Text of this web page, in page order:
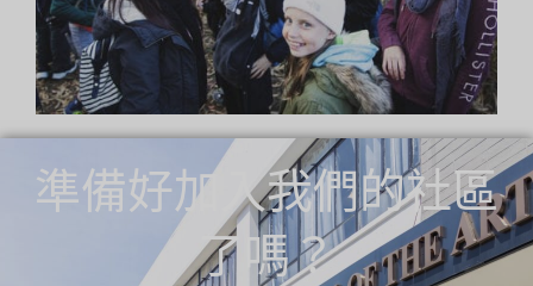
準備好加入我們的社區
了嗎？